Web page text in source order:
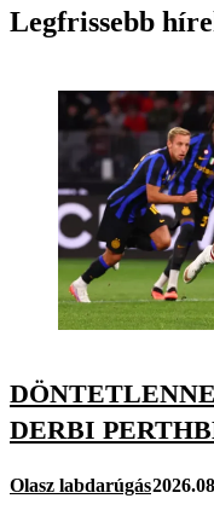
Legfrissebb
DERBI
Olasz labdarúgás